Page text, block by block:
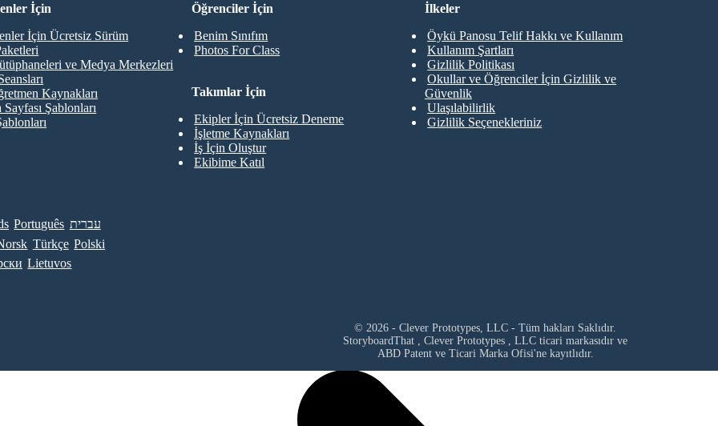
Öğrenciler İçin
Benim Sınıfım
Photos For Class
İçin
İçin Ücretsiz Sürüm
ve Medya Merkezleri
Kaynakları
Sayfası Şablonları
Takımlar İçin
Ekipler İçin Ücretsiz Deneme
İşletme Kaynakları
İş İçin Oluştur
Ekibime Katıl
İlkeler
Öykü Panosu Telif Hakkı ve Kullanım
Kullanım Şartları
Gizlilik Politikası
Okullar ve Öğrenciler İçin Gizlilik ve
Güvenlik
Ulaşılabilirlik
Gizlilik Seçenekleriniz
Português עברית
Türkçe Polski
Lietuvos
© 2026 - Clever Prototypes, LLC - Tüm hakları Saklıdır.
StoryboardThat , Clever Prototypes , LLC ticari markasıdır ve
ABD Patent ve Ticari Marka Ofisi'ne kayıtlıdır.